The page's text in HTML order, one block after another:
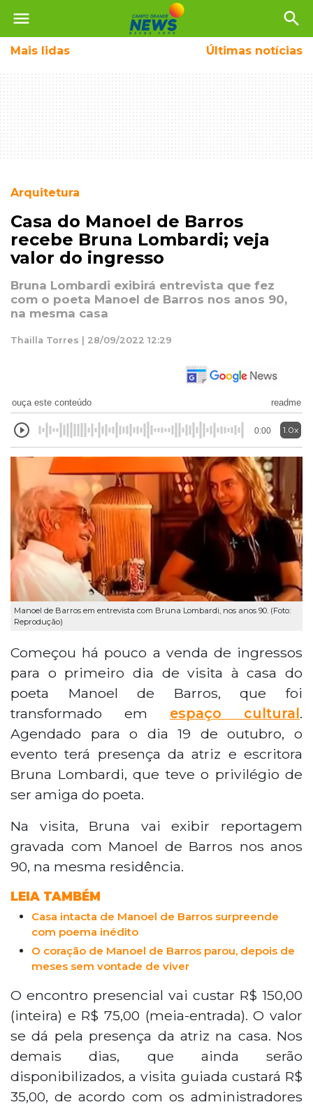
menu search
Mais lidas Últimas notícias
Arquitetura
Casa do Manoel de Barros
recebe Bruna Lombardi; veja
valor do ingresso
Bruna Lombardi exibirá entrevista que fez
com o poeta Manoel de Barros nos anos 90,
na mesma casa
Thailla Torres | 28/09/2022 12:29
ouça este conteúdo readme
0:00 1.0x
Manoel de Barros em entrevista com Bruna Lombardi, nos anos 90. (Foto:
Reprodução)
Começou há pouco a venda de ingressos
para o primeiro dia de visita à casa do
poeta Manoel de Barros, que foi
transformado em espaço cultural.
Agendado para o dia 19 de outubro, o
evento terá presença da atriz e escritora
Bruna Lombardi, que teve o privilégio de
ser amiga do poeta.
Na visita, Bruna vai exibir reportagem
gravada com Manoel de Barros nos anos
90, na mesma residência.
LEIA TAMBÉM
Casa intacta de Manoel de Barros surpreende
com poema inédito
O coração de Manoel de Barros parou, depois de
meses sem vontade de viver
O encontro presencial vai custar R$ 150,00
(inteira) e R$ 75,00 (meia-entrada). O valor
se dá pela presença da atriz na casa. Nos
demais dias, que ainda serão
disponibilizados, a visita guiada custará R$
35,00, de acordo com os administradores